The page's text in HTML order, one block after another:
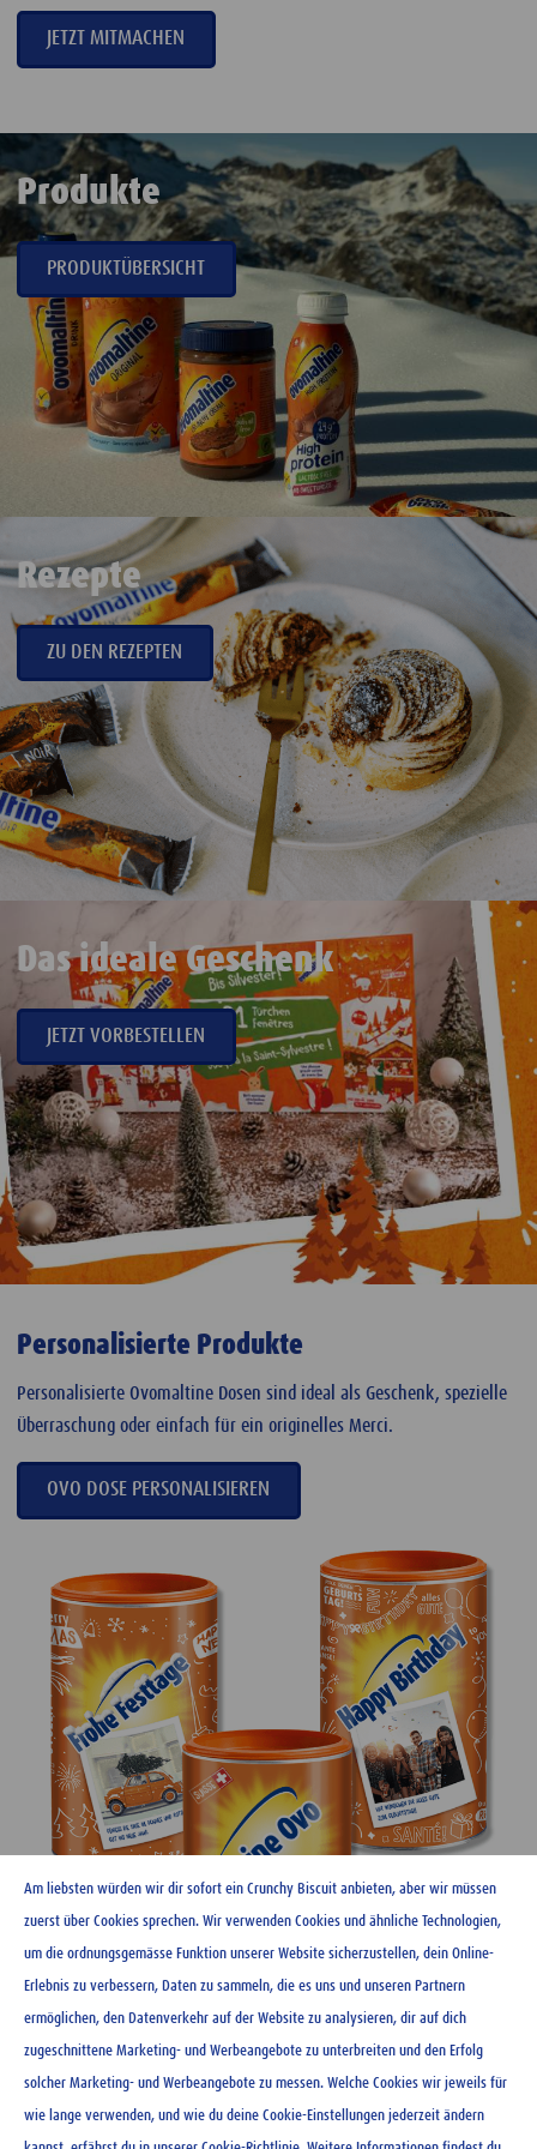
JETZT MITMACHEN
Produkte
PRODUKTÜBERSICHT
Rezepte
ZU DEN REZEPTEN
Das ideale Geschenk
JETZT VORBESTELLEN
Personalisierte Produkte
Personalisierte Ovomaltine Dosen sind ideal als Geschenk, spezielle
Überraschung oder einfach für ein originelles Merci.
OVO DOSE PERSONALISIEREN
Über Ovomaltine
Am liebsten würden wir dir sofort ein Crunchy Biscuit anbieten, aber wir müssen
zuerst über Cookies sprechen. Wir verwenden Cookies und ähnliche Technologien,
um die ordnungsgemässe Funktion unserer Website sicherzustellen, dein Online-
Erlebnis zu verbessern, Daten zu sammeln, die es uns und unseren Partnern
ermöglichen, den Datenverkehr auf der Website zu analysieren, dir auf dich
zugeschnittene Marketing- und Werbeangebote zu unterbreiten und den Erfolg
solcher Marketing- und Werbeangebote zu messen. Welche Cookies wir jeweils für
wie lange verwenden, und wie du deine Cookie-Einstellungen jederzeit ändern